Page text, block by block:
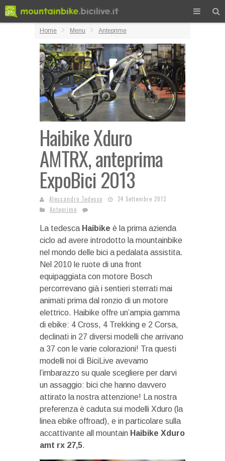
Home Menu Anteprime
Haibike Xduro
AMTRX, anteprima
ExpoBici 2013
Alessandro Tedesco
24 Settembre 2013
Anteprime
La tedesca Haibike è la prima azienda
ciclo ad avere introdotto la mountainbike
nel mondo delle bici a pedalata assistita.
Nel 2010 le ruote di una front
equipaggiata con motore Bosch
percorrevano già i sentieri sterrati mai
animati prima dal ronzio di un motore
elettrico. Haibike offre un’ampia gamma
di ebike: 4 Cross, 4 Trekking e 2 Corsa,
declinati in 27 diversi modelli che arrivano
a 37 con le varie colorazioni! Tra questi
modelli noi di BiciLive avevamo
l’imbarazzo su quale scegliere per darvi
un assaggio: bici che hanno davvero
attirato la nostra attenzione! La nostra
preferenza è caduta sui modelli Xduro (la
linea ebike offroad), e in particolare sulla
accattivante all mountain Haibike Xduro
amt rx 27,5.